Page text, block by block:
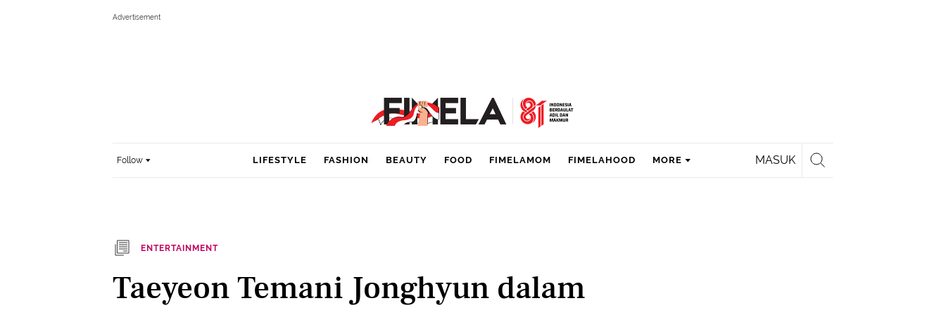
Follow MASUK
LIFESTYLE FASHION BEAUTY FOOD FIMELAMOM FIMELAHOOD MORE
ENTERTAINMENT
Taeyeon Temani Jonghyun dalam